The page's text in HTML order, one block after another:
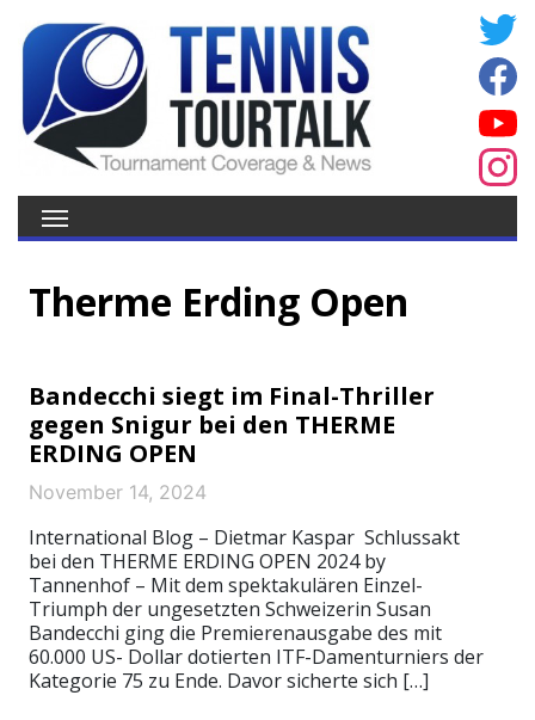
Therme Erding Open
Bandecchi siegt im Final-Thriller
gegen Snigur bei den THERME
ERDING OPEN
November 14, 2024
International Blog – Dietmar Kaspar Schlussakt
bei den THERME ERDING OPEN 2024 by
Tannenhof – Mit dem spektakulären Einzel-
Triumph der ungesetzten Schweizerin Susan
Bandecchi ging die Premierenausgabe des mit
60.000 US- Dollar dotierten ITF-Damenturniers der
Kategorie 75 zu Ende. Davor sicherte sich […]